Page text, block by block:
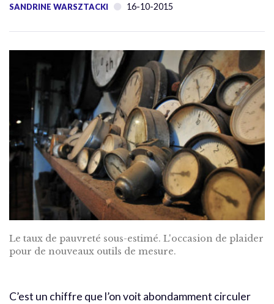
SANDRINE WARSZTACKI 16-10-2015
Le taux de pauvreté sous-estimé. L'occasion de plaider
pour de nouveaux outils de mesure.
C’est un chiffre que l’on voit abondamment circuler